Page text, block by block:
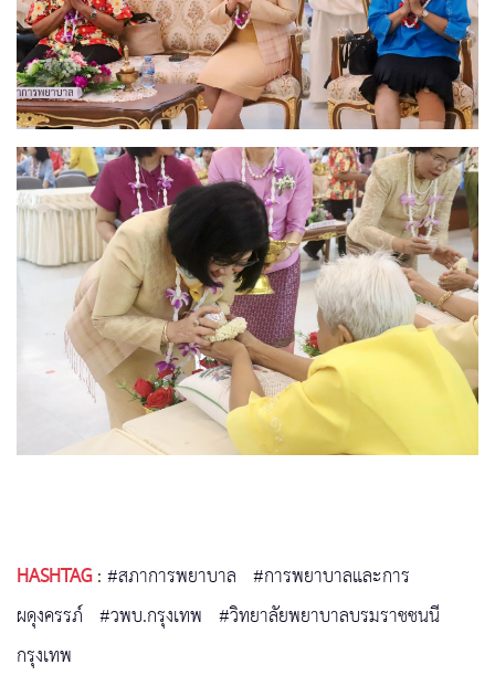
HASHTAG:#สภาการพยาบาล #การพยาบาลและการ
ผดุงครรภ์ #วพบ.กรุงเทพ #วิทยาลัยพยาบาลบรมราชชนนี
กรุงเทพ